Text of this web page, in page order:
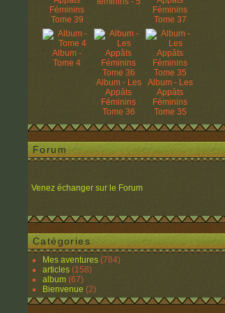
Féminins
Tome 39
Féminins
Tome 37
Album -
Tome 4
Album - Les
Appâts
Féminins
Tome 36
Album - Les
Appâts
Féminins
Tome 35
Forum
Venez échanger sur le Forum
Catégories
Mes aventures (784)
articles (158)
album (67)
Bienvenue (2)